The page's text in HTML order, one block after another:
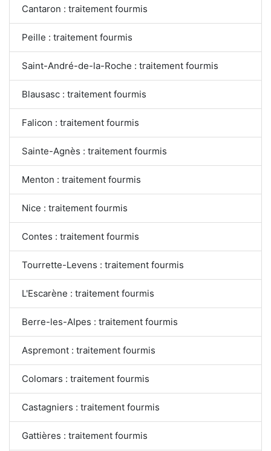
Cantaron : traitement fourmis
Peille : traitement fourmis
Saint-André-de-la-Roche : traitement fourmis
Blausasc : traitement fourmis
Falicon : traitement fourmis
Sainte-Agnès : traitement fourmis
Menton : traitement fourmis
Nice : traitement fourmis
Contes : traitement fourmis
Tourrette-Levens : traitement fourmis
L'Escarène : traitement fourmis
Berre-les-Alpes : traitement fourmis
Aspremont : traitement fourmis
Colomars : traitement fourmis
Castagniers : traitement fourmis
Gattières : traitement fourmis